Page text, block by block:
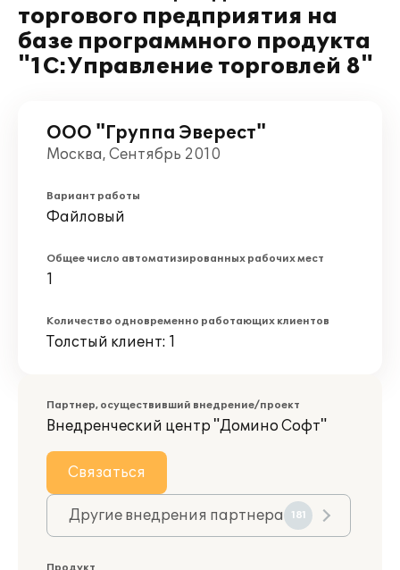
торгового предприятия на
базе программного продукта
"1С:Управление торговлей 8"
ООО "Группа Эверест"
Москва, Сентябрь 2010
Вариант работы
Файловый
Общее число автоматизированных рабочих мест
1
Количество одновременно работающих клиентов
Толстый клиент: 1
Партнер, осуществивший внедрение/проект
Внедренческий центр "Домино Софт"
Связаться
Другие внедрения партнера 181